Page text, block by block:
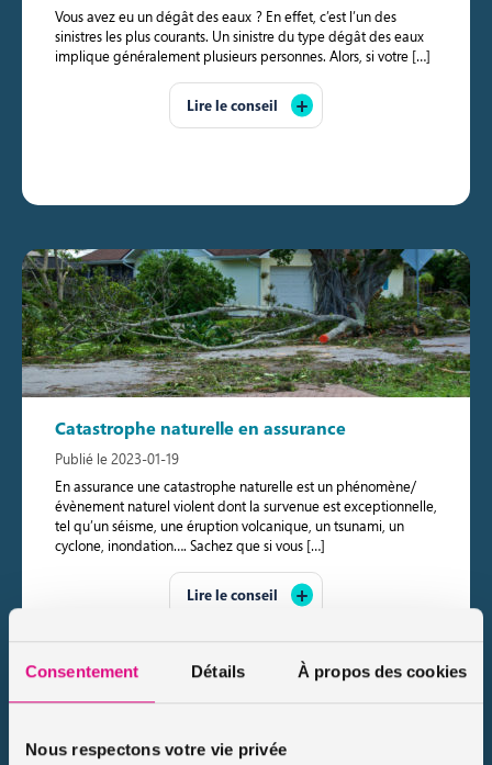
Consentement Détails À propos des cookies
Nous respectons votre vie privée
Vous avez eu un dégât des eaux ? En effet, c’est l’un des
sinistres les plus courants. Un sinistre du type dégât des eaux
implique généralement plusieurs personnes. Alors, si votre […]
Lire le conseil
Catastrophe naturelle en assurance
Publié le 2023-01-19
En assurance une catastrophe naturelle est un phénomène/
évènement naturel violent dont la survenue est exceptionnelle,
tel qu’un séisme, une éruption volcanique, un tsunami, un
cyclone, inondation…. Sachez que si vous […]
Lire le conseil